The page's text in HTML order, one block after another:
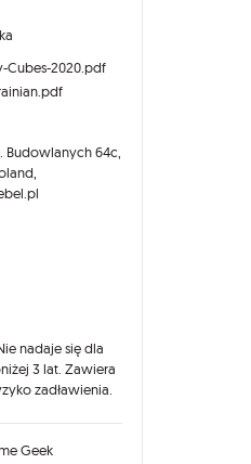
Cubes-2020.pdf
Budowlanych 64c,
nadaje się dla
3 lat. Zawiera
zadławienia.
Geek